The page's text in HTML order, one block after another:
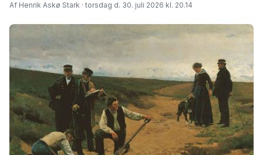
Af Henrik Askø Stark · torsdag d. 30. juli 2026 kl. 20.14